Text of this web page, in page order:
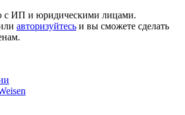
с ИП и юридическими лицами.
авторизуйтесь и вы сможете сделать